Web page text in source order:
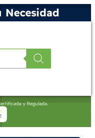
Necesidad
y Regulada.